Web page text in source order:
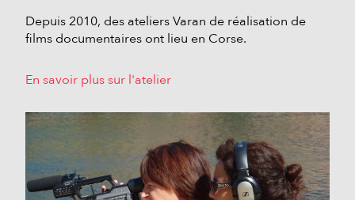
Depuis 2010, des ateliers Varan de réalisation de
films documentaires ont lieu en Corse.
En savoir plus sur l'atelier